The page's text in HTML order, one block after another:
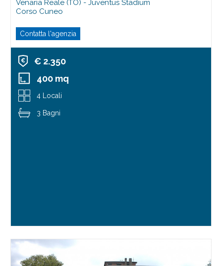
Venaria Reale (TO) - Juventus Stadium
Corso Cuneo
Contatta l'agenzia
€ 2.350
400 mq
4 Locali
3 Bagni